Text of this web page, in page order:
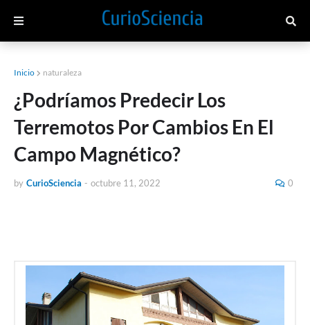
Inicio naturaleza
¿Podríamos Predecir Los
Terremotos Por Cambios En El
Campo Magnético?
by CurioSciencia - octubre 11, 2022 0